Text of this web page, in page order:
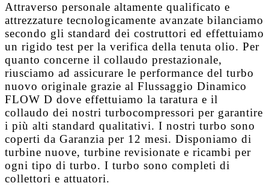
Attraverso personale altamente qualificato e
attrezzature tecnologicamente avanzate bilanciamo
secondo gli standard dei costruttori ed effettuiamo
un rigido test per la verifica della tenuta olio. Per
quanto concerne il collaudo prestazionale,
riusciamo ad assicurare le performance del turbo
nuovo originale grazie al Flussaggio Dinamico
FLOW D dove effettuiamo la taratura e il
collaudo dei nostri turbocompressori per garantire
i più alti standard qualitativi. I nostri turbo sono
coperti da Garanzia per 12 mesi. Disponiamo di
turbine nuove, turbine revisionate e ricambi per
ogni tipo di turbo. I turbo sono completi di
collettori e attuatori.